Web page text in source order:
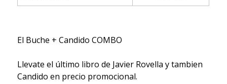
El Buche + Candido COMBO
Llevate el último libro de Javier Rovella y tambien
Candido en precio promocional.